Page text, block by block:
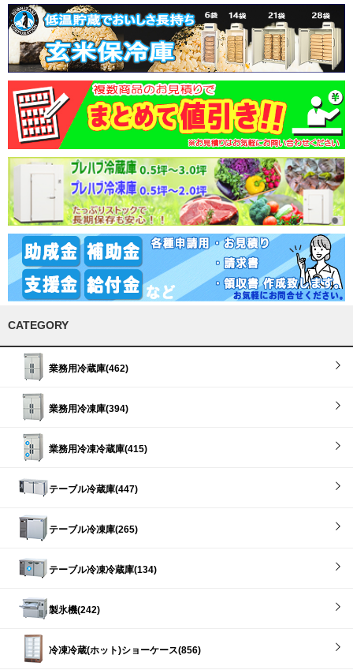
CATEGORY
業務用冷蔵庫(462)
業務用冷凍庫(394)
業務用冷凍冷蔵庫(415)
テーブル冷蔵庫(447)
テーブル冷凍庫(265)
テーブル冷凍冷蔵庫(134)
製氷機(242)
冷凍冷蔵(ホット)ショーケース(856)